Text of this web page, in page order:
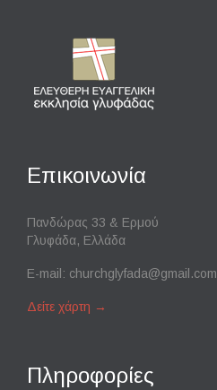
Επικοινωνία
Πανδώρας 33 & Ερμού
Γλυφάδα, Ελλάδα
E-mail: churchglyfada@gmail.com
Δείτε χάρτη →
Πληροφορίες